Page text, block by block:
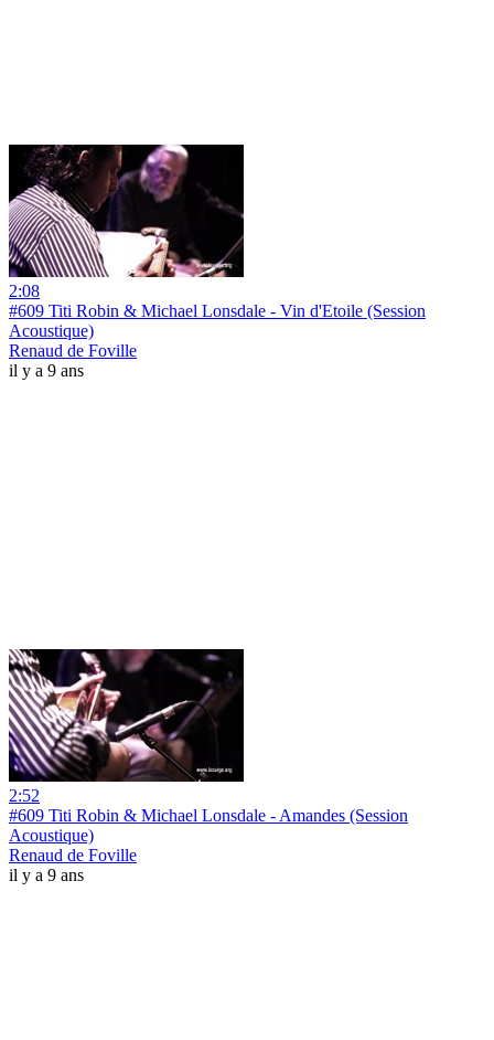
2:08
#609 Titi Robin & Michael Lonsdale - Vin d'Etoile (Session
Acoustique)
Renaud de Foville
il y a 9 ans
2:52
#609 Titi Robin & Michael Lonsdale - Amandes (Session
Acoustique)
Renaud de Foville
il y a 9 ans